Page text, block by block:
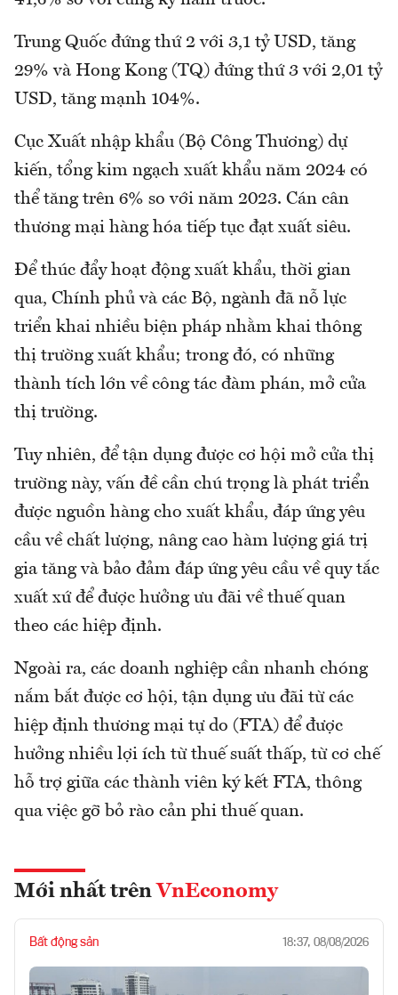
Trung Quốc đứng thứ 2 với 3,1 tỷ USD, tăng
29% và Hong Kong (TQ) đứng thứ 3 với 2,01 tỷ
USD, tăng mạnh 104%.
Cục Xuất nhập khẩu (Bộ Công Thương) dự
kiến, tổng kim ngạch xuất khẩu năm 2024 có
thể tăng trên 6% so với năm 2023. Cán cân
thương mại hàng hóa tiếp tục đạt xuất siêu.
Để thúc đẩy hoạt động xuất khẩu, thời gian
qua, Chính phủ và các Bộ, ngành đã nỗ lực
triển khai nhiều biện pháp nhằm khai thông
thị trường xuất khẩu; trong đó, có những
thành tích lớn về công tác đàm phán, mở cửa
thị trường.
Tuy nhiên, để tận dụng được cơ hội mở cửa thị
trường này, vấn đề cần chú trọng là phát triển
được nguồn hàng cho xuất khẩu, đáp ứng yêu
cầu về chất lượng, nâng cao hàm lượng giá trị
gia tăng và bảo đảm đáp ứng yêu cầu về quy tắc
xuất xứ để được hưởng ưu đãi về thuế quan
theo các hiệp định.
Ngoài ra, các doanh nghiệp cần nhanh chóng
nắm bắt được cơ hội, tận dụng ưu đãi từ các
hiệp định thương mại tự do (FTA) để được
hưởng nhiều lợi ích từ thuế suất thấp, từ cơ chế
hỗ trợ giữa các thành viên ký kết FTA, thông
qua việc gỡ bỏ rào cản phi thuế quan.
Mới nhất trên VnEconomy
Bất động sản 18:37, 08/08/2026